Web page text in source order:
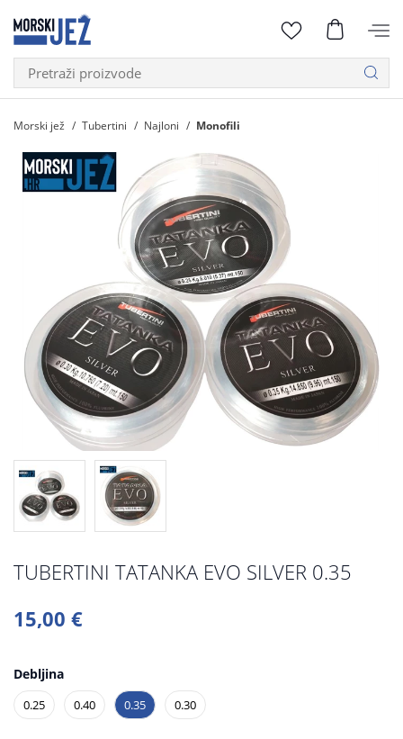
Morski jež Tubertini Najloni Monofili
TUBERTINI TATANKA EVO SILVER 0.35
15,00 €
Debljina
0.25 0.40 0.35 0.30